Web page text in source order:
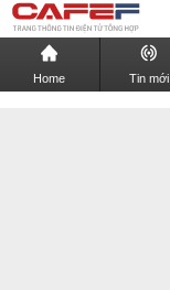
Home Tin mới